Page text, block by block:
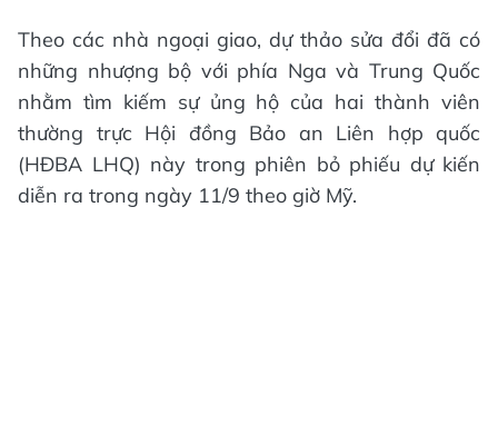
Theo các nhà ngoại giao, dự thảo sửa đổi đã có
những nhượng bộ với phía Nga và Trung Quốc
nhằm tìm kiếm sự ủng hộ của hai thành viên
thường trực Hội đồng Bảo an Liên hợp quốc
(HĐBA LHQ) này trong phiên bỏ phiếu dự kiến
diễn ra trong ngày 11/9 theo giờ Mỹ.